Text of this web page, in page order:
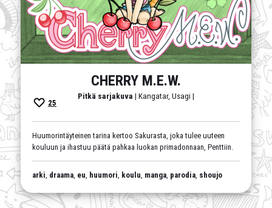
CHERRY M.E.W.
Pitkä sarjakuva | Kangatar, Usagi |
25
Huumorintäyteinen tarina kertoo Sakurasta, joka tulee uuteen
kouluun ja ihastuu päätä pahkaa luokan primadonnaan, Penttiin.
arki, draama, eu, huumori, koulu, manga, parodia, shoujo